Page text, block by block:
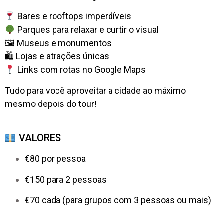
Bares e rooftops imperdíveis
Parques para relaxar e curtir o visual
🖼 Museus e monumentos
🛍 Lojas e atrações únicas
Links com rotas no Google Maps
Tudo para você aproveitar a cidade ao máximo
mesmo depois do tour!
VALORES
€80 por pessoa
€150 para 2 pessoas
€70 cada (para grupos com 3 pessoas ou mais)